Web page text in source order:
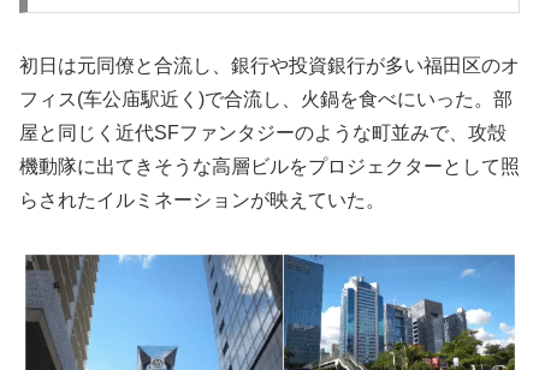
初日は元同僚と合流し、銀行や投資銀行が多い福田区のオ
フィス(车公庙駅近く)で合流し、火鍋を食べにいった。部
屋と同じく近代SFファンタジーのような町並みで、攻殻
機動隊に出てきそうな高層ビルをプロジェクターとして照
らされたイルミネーションが映えていた。